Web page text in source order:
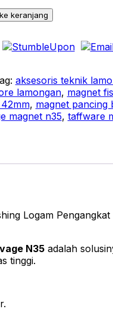
keranjang
aksesoris teknik
lamongan, magnet
, magnet pancing
magnet n35, taffware
Logam
N35 adalah
tinggi.